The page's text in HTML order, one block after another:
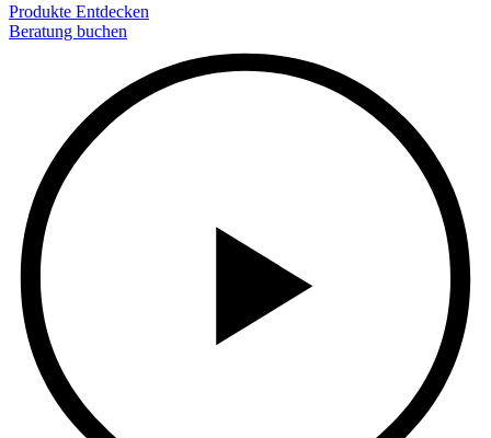
Produkte Entdecken
Beratung buchen